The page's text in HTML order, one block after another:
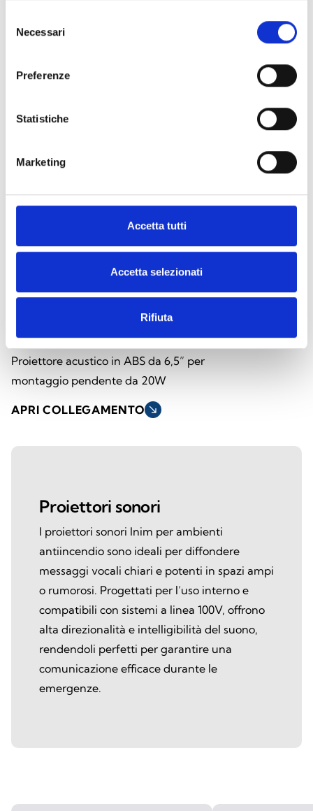
delNecessari
Preferenze
Statistiche
Marketing
Accetta tutti
Accetta selezionati
Rifiuta
Proiettore acustico in ABS da 6,5” per
montaggio pendente da 20W
APRI COLLEGAMENTO south_east
Proiettori sonori
I proiettori sonori Inim per ambienti
antiincendio sono ideali per diffondere
messaggi vocali chiari e potenti in spazi ampi
o rumorosi. Progettati per l’uso interno e
compatibili con sistemi a linea 100V, offrono
alta direzionalità e intelligibilità del suono,
rendendoli perfetti per garantire una
comunicazione efficace durante le
emergenze.